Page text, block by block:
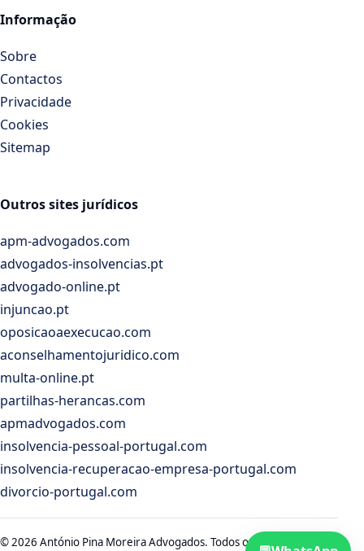
Informação
Sobre
Contactos
Privacidade
Cookies
Sitemap
Outros sites jurídicos
apm-advogados.com
advogados-insolvencias.pt
advogado-online.pt
injuncao.pt
oposicaoaexecucao.com
aconselhamentojuridico.com
multa-online.pt
partilhas-herancas.com
apmadvogados.com
insolvencia-pessoal-portugal.com
insolvencia-recuperacao-empresa-portugal.com
divorcio-portugal.com
© 2026 António Pina Moreira Advogados. Todos os direitos